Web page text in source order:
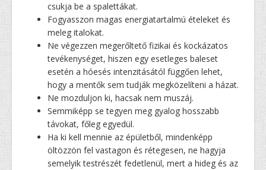
csukja be a spalettákat.
Fogyasszon magas energiatartalmú ételeket és
meleg italokat.
Ne végezzen megerőltető fizikai és kockázatos
tevékenységet, hiszen egy esetleges baleset
esetén a hóesés intenzitásától függően lehet,
hogy a mentők sem tudják megközelíteni a házat.
Ne mozduljon ki, hacsak nem muszáj.
Semmiképp se tegyen meg gyalog hosszabb
távokat, főleg egyedül.
Ha ki kell mennie az épületből, mindenképp
öltözzön fel vastagon és rétegesen, ne hagyja
semelyik testrészét fedetlenül, mert a hideg és az